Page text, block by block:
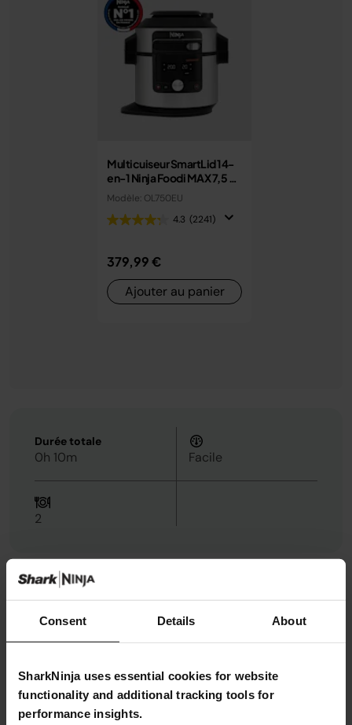
Consent Details About
SharkNinja uses essential cookies for website
functionality and additional tracking tools for
performance insights.
Multicuiseur SmartLid 14-
en-1 Ninja Foodi MAX 7,5 L
avec couvercle intelligent
OL750EU
Modèle: OL750EU
4.3 (2241)
379,99 €
Ajouter au panier
Durée totale
0h 10m Facile
2
Ingrédients
1 cuillère à soupe
2 pièces
saumon
1 cuillère à café
gingembre écrasé